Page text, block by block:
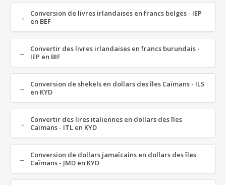
Conversion de livres irlandaises en francs belges - IEP
en BEF
Convertir des livres irlandaises en francs burundais -
IEP en BIF
Conversion de shekels en dollars des îles Caïmans - ILS
en KYD
Convertir des lires italiennes en dollars des îles
Caïmans - ITL en KYD
Conversion de dollars jamaïcains en dollars des îles
Caïmans - JMD en KYD